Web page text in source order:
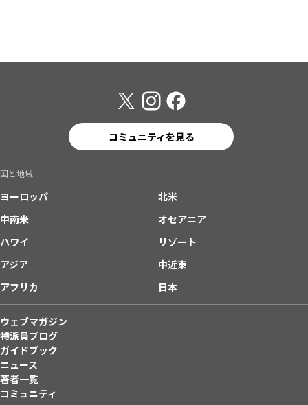
コミュニティを見る
国と地域
ヨーロッパ
北米
中南米
オセアニア
ハワイ
リゾート
アジア
中近東
アフリカ
日本
ウェブマガジン
特派員ブログ
ガイドブック
ニュース
著者一覧
コミュニティ